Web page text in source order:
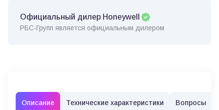
Официальный дилер Honeywell
РБС-Групп является официальным дилером
Описание Технические характеристики Вопросы